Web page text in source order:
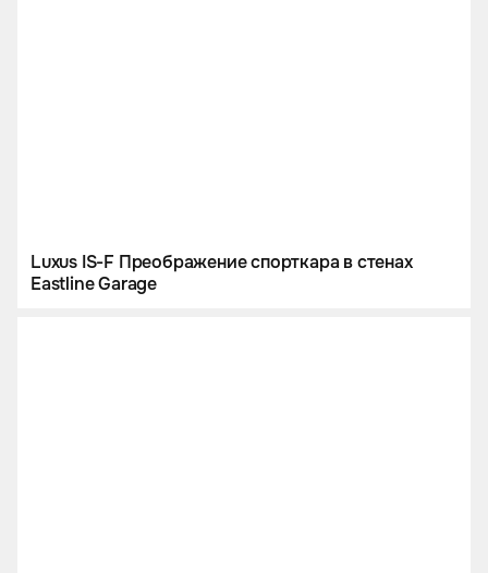
Luxus IS-F Преображение спорткара в стенах
Eastline Garage